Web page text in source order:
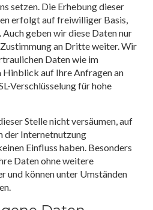
setzen. Die Erhebung dieser
erfolgt auf freiwilliger Basis,
Auch geben wir diese Daten nur
an Dritte weiter. Wir
Daten wie im
Hinblick auf Ihre Anfragen an
Verschlüsselung für hohe
Stelle nicht versäumen, auf
der Internetnutzung
Einfluss haben. Besonders
Daten ohne weitere
und können unter Umständen